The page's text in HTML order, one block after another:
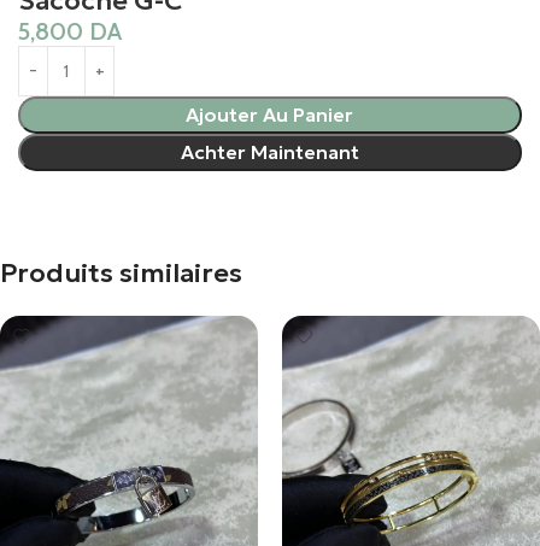
5,800 DA
Ajouter Au Panier
Achter Maintenant
Produits similaires